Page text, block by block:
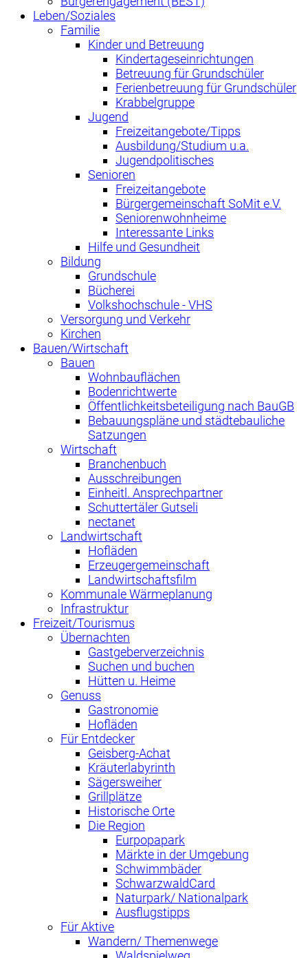
Leben/Soziales
Familie
Kinder und Betreuung
Kindertageseinrichtungen
Betreuung für Grundschüler
Ferienbetreuung für Grundschüler
Krabbelgruppe
Jugend
Freizeitangebote/Tipps
Ausbildung/Studium u.a.
Jugendpolitisches
Senioren
Freizeitangebote
Bürgergemeinschaft SoMit e.V.
Seniorenwohnheime
Interessante Links
Hilfe und Gesundheit
Bildung
Grundschule
Bücherei
Volkshochschule - VHS
Versorgung und Verkehr
Kirchen
Bauen/Wirtschaft
Bauen
Wohnbauflächen
Bodenrichtwerte
Öffentlichkeitsbeteiligung nach BauGB
Bebauungspläne und städtebauliche
Satzungen
Wirtschaft
Branchenbuch
Ausschreibungen
Einheitl. Ansprechpartner
Schuttertäler Gutseli
nectanet
Landwirtschaft
Hofläden
Erzeugergemeinschaft
Landwirtschaftsfilm
Kommunale Wärmeplanung
Infrastruktur
Freizeit/Tourismus
Übernachten
Gastgeberverzeichnis
Suchen und buchen
Hütten u. Heime
Genuss
Gastronomie
Hofläden
Für Entdecker
Geisberg-Achat
Kräuterlabyrinth
Sägersweiher
Grillplätze
Historische Orte
Die Region
Eurpopapark
Märkte in der Umgebung
Schwimmbäder
SchwarzwaldCard
Naturpark/ Nationalpark
Ausflugstipps
Für Aktive
Wandern/ Themenwege